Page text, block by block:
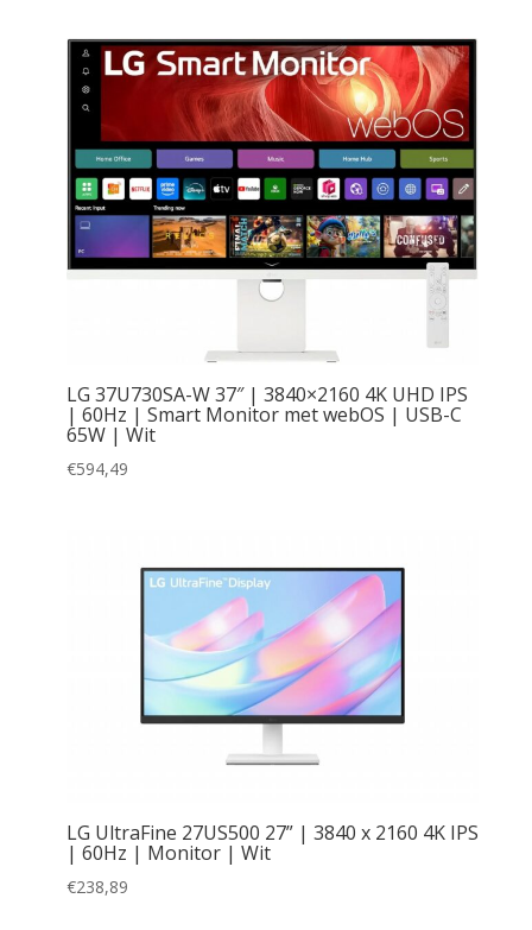
LG 37U730SA-W 37″ | 3840×2160 4K UHD IPS
| 60Hz | Smart Monitor met webOS | USB-C
65W | Wit
€594,49
LG UltraFine 27US500 27” | 3840 x 2160 4K IPS
| 60Hz | Monitor | Wit
€238,89